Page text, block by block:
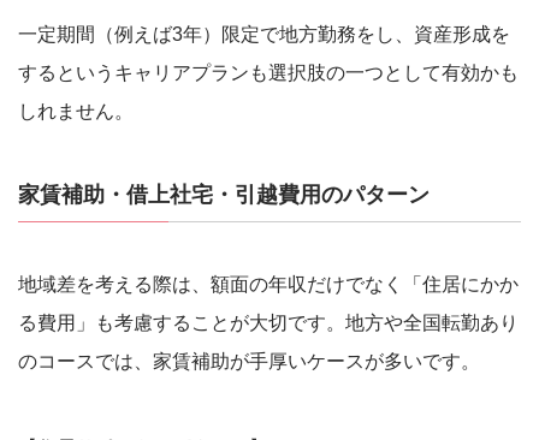
一定期間（例えば3年）限定で地方勤務をし、資産形成を
するというキャリアプランも選択肢の一つとして有効かも
しれません。
家賃補助・借上社宅・引越費用のパターン
地域差を考える際は、額面の年収だけでなく「住居にかか
る費用」も考慮することが大切です。地方や全国転勤あり
のコースでは、家賃補助が手厚いケースが多いです。